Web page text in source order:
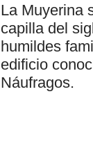
La Muyerina
capilla del
humildes
edificio
Náufragos.